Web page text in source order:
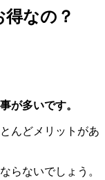
なの？
が多いです。
んどメリットがあ
らないでしょう。